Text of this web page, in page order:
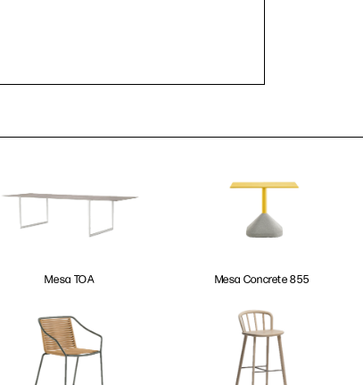
Mesa TOA Mesa Concrete 855